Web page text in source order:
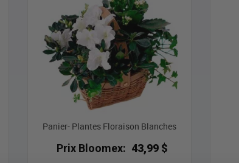
Panier- Plantes Floraison Blanches
Prix Bloomex: 43,99 $